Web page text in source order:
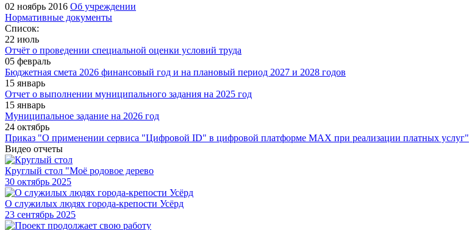
02 ноябрь 2016 Об учреждении
Нормативные документы
Список:
22 июль
Отчёт о проведении специальной оценки условий труда
05 февраль
Бюджетная смета 2026 финансовый год и на плановый период 2027 и 2028 годов
15 январь
Отчет о выполнении муниципального задания на 2025 год
15 январь
Муниципальное задание на 2026 год
24 октябрь
Приказ "О применении сервиса "Цифровой ID" в цифровой платформе МАХ при реализации платных услуг"
Видео отчеты
Круглый стол "Моё родовое дерево
30 октябрь 2025
О служилых людях города-крепости Усёрд
23 сентябрь 2025